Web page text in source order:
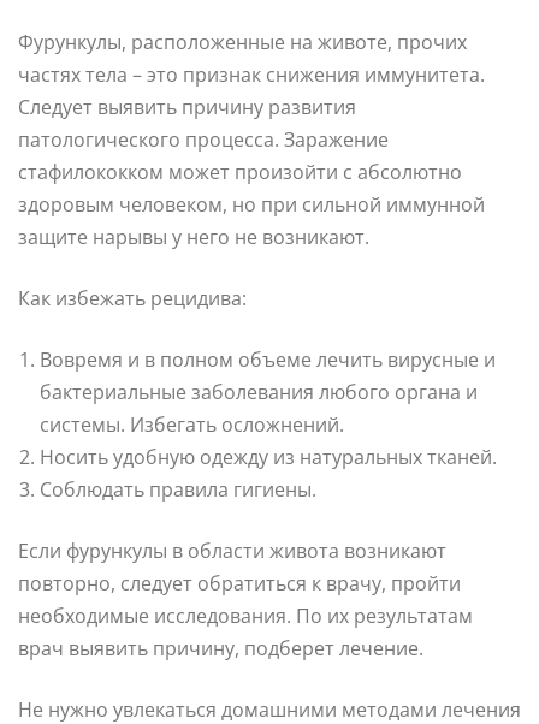
Фурункулы, расположенные на животе, прочих
частях тела – это признак снижения иммунитета.
Следует выявить причину развития
патологического процесса. Заражение
стафилококком может произойти с абсолютно
здоровым человеком, но при сильной иммунной
защите нарывы у него не возникают.
Как избежать рецидива:
Вовремя и в полном объеме лечить вирусные и
бактериальные заболевания любого органа и
системы. Избегать осложнений.
Носить удобную одежду из натуральных тканей.
Соблюдать правила гигиены.
Если фурункулы в области живота возникают
повторно, следует обратиться к врачу, пройти
необходимые исследования. По их результатам
врач выявить причину, подберет лечение.
Не нужно увлекаться домашними методами лечения